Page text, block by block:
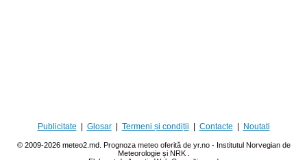
Publicitate Glosar| Termeni și condiții Contacte Noutati
© 2009-2026 meteo2.md. Prognoza meteo oferită de yr.no - Institutul Norvegian de
Meteorologie și NRK